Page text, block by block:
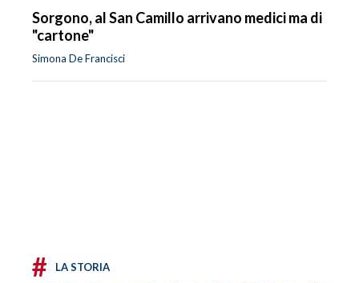
Sorgono, al San Camillo arrivano medici ma di
"cartone"
Simona De Francisci
# LA STORIA